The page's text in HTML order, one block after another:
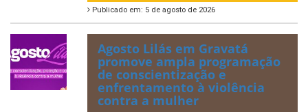
Publicado em: 5 de agosto de 2026
Agosto Lilás em Gravatá
promove ampla programação
de conscientização e
enfrentamento à violência
contra a mulher